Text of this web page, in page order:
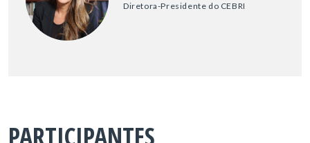
Diretora-Presidente do CEBRI